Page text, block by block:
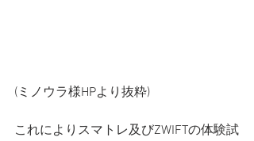
(ミノウラ様HPより抜粋)
これによりスマトレ及びZWIFTの体験試